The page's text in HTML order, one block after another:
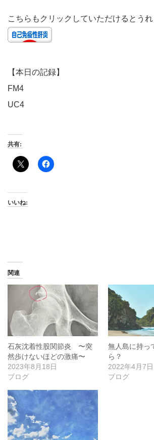
こちらもクリックしていただけるとうれ
【本日の記録】
FM4
UC4
共有:
いいね:
関連
石灰沈着性股関節炎 〜突
然歩けないほどの激痛〜
2023年8月18日
ブログ
無人島に持っ
ら？
2022年4月7日
ブログ